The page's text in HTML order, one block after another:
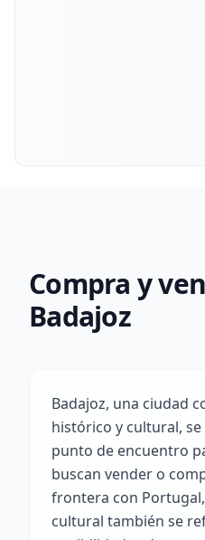
Compra y
Badajoz
Badajoz, una ciudad
histórico y cultural,
punto de encuentro
buscan vender o
frontera con
cultural también se